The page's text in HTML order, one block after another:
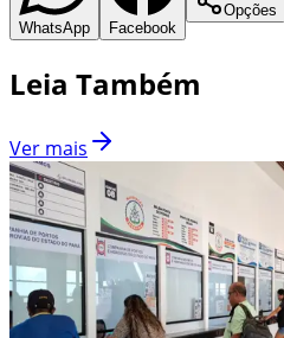
WhatsApp Facebook
Opções
Leia Também
Ver mais